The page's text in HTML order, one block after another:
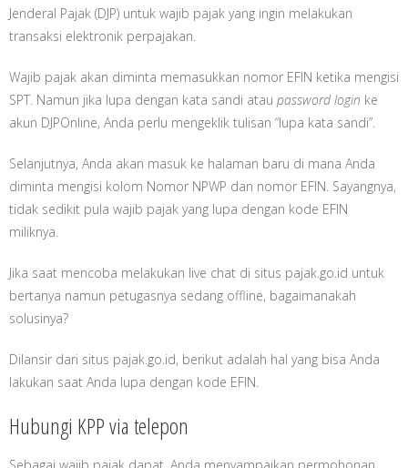
Jenderal Pajak (DJP) untuk wajib pajak yang ingin melakukan
transaksi elektronik perpajakan.
Wajib pajak akan diminta memasukkan nomor EFIN ketika mengisi
SPT. Namun jika lupa dengan kata sandi atau password login ke
akun DJPOnline, Anda perlu mengeklik tulisan “lupa kata sandi”.
Selanjutnya, Anda akan masuk ke halaman baru di mana Anda
diminta mengisi kolom Nomor NPWP dan nomor EFIN. Sayangnya,
tidak sedikit pula wajib pajak yang lupa dengan kode EFIN
miliknya.
Jika saat mencoba melakukan live chat di situs pajak.go.id untuk
bertanya namun petugasnya sedang offline, bagaimanakah
solusinya?
Dilansir dari situs pajak.go.id, berikut adalah hal yang bisa Anda
lakukan saat Anda lupa dengan kode EFIN.
Hubungi KPP via telepon